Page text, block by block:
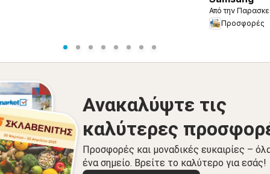
Από την
Προσφορές
Ανακαλύψτε τις
καλύτερες
Προσφορές και μοναδικές ευκαιρίες –
ένα σημείο. Βρείτε το καλύτερο για εσάς!